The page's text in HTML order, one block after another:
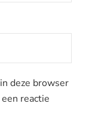
deze browser
reactie